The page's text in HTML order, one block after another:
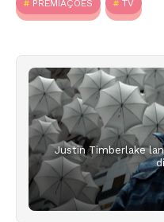
PREMIAÇÕES TV
Justin Timberlake